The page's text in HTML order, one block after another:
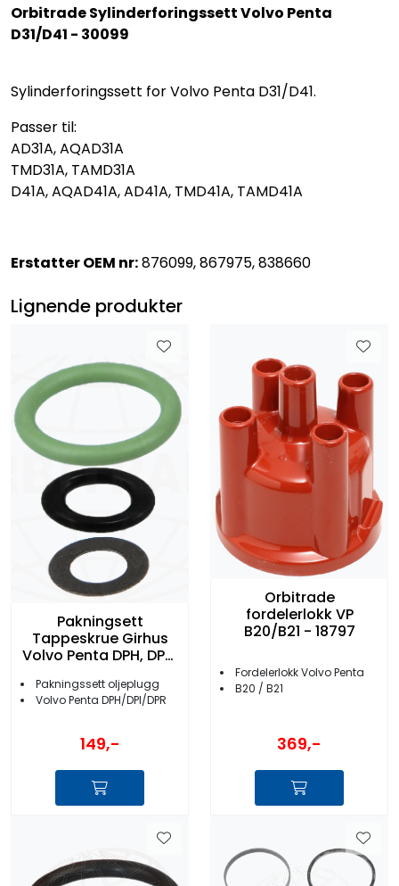
Orbitrade Sylinderforingssett Volvo Penta
D31/D41 - 30099
Sylinderforingssett for Volvo Penta D31/D41.
Passer til:
AD31A, AQAD31A
TMD31A, TAMD31A
D41A, AQAD41A, AD41A, TMD41A, TAMD41A
Erstatter OEM nr:876099, 867975, 838660
Lignende produkter
Pakningsett
Tappeskrue Girhus
Volvo Penta DPH, DPR,
Pakningssett oljeplugg
Volvo Penta DPH/DPI/DPR
149,-
Orbitrade
fordelerlokk VP
B20/B21 - 18797
Fordelerlokk Volvo Penta
B20 / B21
369,-